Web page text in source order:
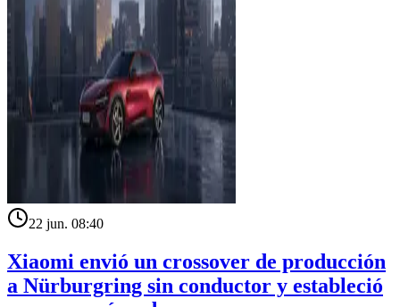
22 jun. 08:40
Xiaomi envió un crossover de producción
a Nürburgring sin conductor y estableció